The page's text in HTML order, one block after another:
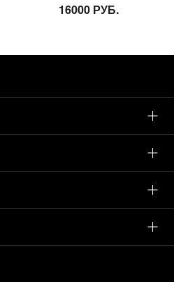
16000 РУБ.